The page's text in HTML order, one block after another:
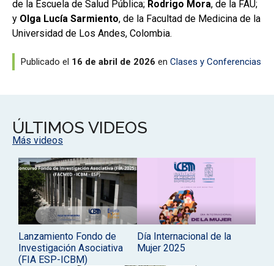
de la Escuela de Salud Pública; Rodrigo Mora, de la FAU;
y Olga Lucía Sarmiento, de la Facultad de Medicina de la
Universidad de Los Andes, Colombia.
Publicado el 16 de abril de 2026 en Clases y Conferencias
ÚLTIMOS VIDEOS
Más videos
Lanzamiento Fondo de
Investigación Asociativa
(FIA ESP-ICBM)
Día Internacional de la
Mujer 2025